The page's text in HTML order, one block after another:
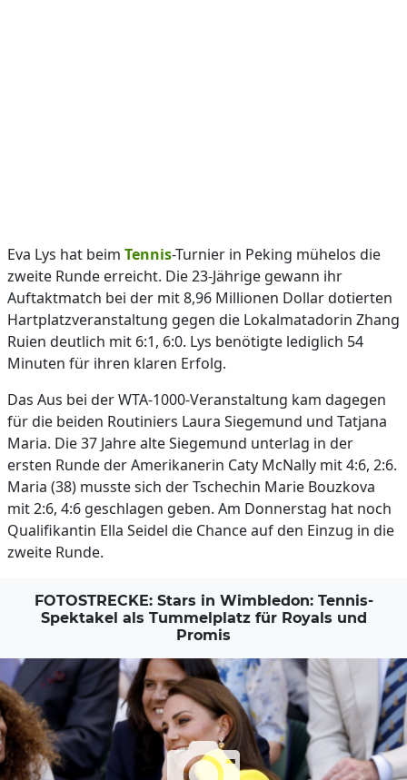
Eva Lys hat beim Tennis-Turnier in Peking mühelos die
zweite Runde erreicht. Die 23-Jährige gewann ihr
Auftaktmatch bei der mit 8,96 Millionen Dollar dotierten
Hartplatzveranstaltung gegen die Lokalmatadorin Zhang
Ruien deutlich mit 6:1, 6:0. Lys benötigte lediglich 54
Minuten für ihren klaren Erfolg.
Das Aus bei der WTA-1000-Veranstaltung kam dagegen
für die beiden Routiniers Laura Siegemund und Tatjana
Maria. Die 37 Jahre alte Siegemund unterlag in der
ersten Runde der Amerikanerin Caty McNally mit 4:6, 2:6.
Maria (38) musste sich der Tschechin Marie Bouzkova
mit 2:6, 4:6 geschlagen geben. Am Donnerstag hat noch
Qualifikantin Ella Seidel die Chance auf den Einzug in die
zweite Runde.
FOTOSTRECKE: Stars in Wimbledon: Tennis-
Spektakel als Tummelplatz für Royals und
Promis